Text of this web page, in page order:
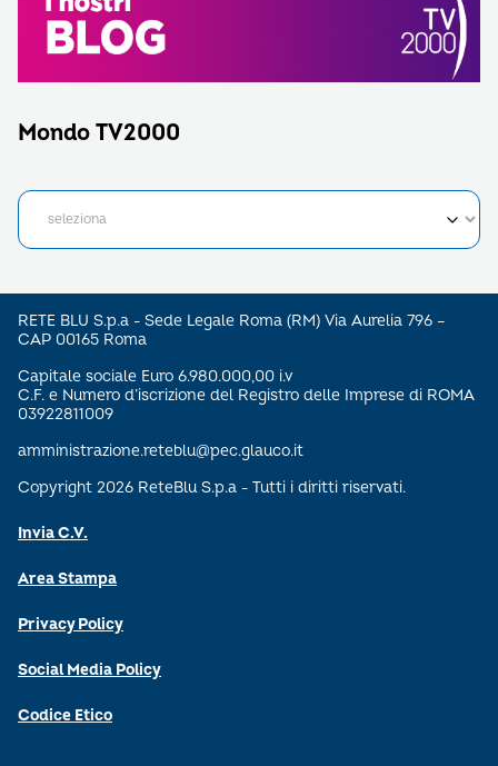
Mondo TV2000
RETE BLU S.p.a - Sede Legale Roma (RM) Via Aurelia 796 –
CAP 00165 Roma
Capitale sociale Euro 6.980.000,00 i.v
C.F. e Numero d’iscrizione del Registro delle Imprese di ROMA
03922811009
amministrazione.reteblu@pec.glauco.it
Copyright 2026 ReteBlu S.p.a - Tutti i diritti riservati.
Invia C.V.
Area Stampa
Privacy Policy
Social Media Policy
Codice Etico